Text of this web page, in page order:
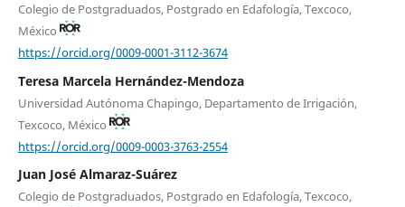
Colegio de Postgraduados, Postgrado en Edafología, Texcoco,
México
https://orcid.org/0009-0001-3112-3674
Teresa Marcela Hernández-Mendoza
Universidad Autónoma Chapingo, Departamento de Irrigación,
Texcoco, México
https://orcid.org/0009-0003-3763-2554
Juan José Almaraz-Suárez
Colegio de Postgraduados, Postgrado en Edafología, Texcoco,